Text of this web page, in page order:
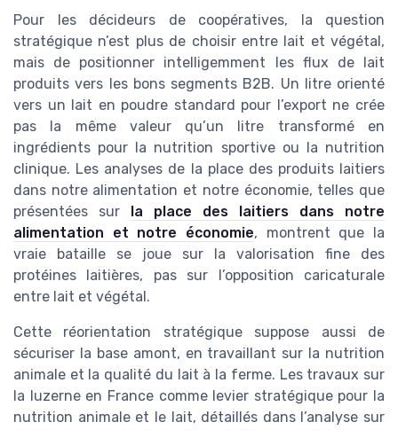
Pour les décideurs de coopératives, la question
stratégique n’est plus de choisir entre lait et végétal,
mais de positionner intelligemment les flux de lait
produits vers les bons segments B2B. Un litre orienté
vers un lait en poudre standard pour l’export ne crée
pas la même valeur qu’un litre transformé en
ingrédients pour la nutrition sportive ou la nutrition
clinique. Les analyses de la place des produits laitiers
dans notre alimentation et notre économie, telles que
présentées sur la place des laitiers dans notre
alimentation et notre économie, montrent que la
vraie bataille se joue sur la valorisation fine des
protéines laitières, pas sur l’opposition caricaturale
entre lait et végétal.
Cette réorientation stratégique suppose aussi de
sécuriser la base amont, en travaillant sur la nutrition
animale et la qualité du lait à la ferme. Les travaux sur
la luzerne en France comme levier stratégique pour la
nutrition animale et le lait, détaillés dans l’analyse sur